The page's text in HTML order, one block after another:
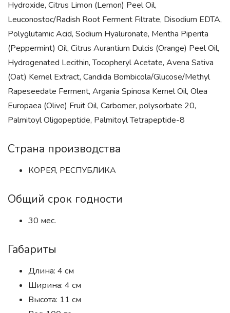
Hydroxide, Citrus Limon (Lemon) Peel Oil,
Leuconostoc/Radish Root Ferment Filtrate, Disodium EDTA,
Polyglutamic Acid, Sodium Hyaluronate, Mentha Piperita
(Peppermint) Oil, Citrus Aurantium Dulcis (Orange) Peel Oil,
Hydrogenated Lecithin, Tocopheryl Acetate, Avena Sativa
(Oat) Kernel Extract, Candida Bombicola/Glucose/Methyl
Rapeseedate Ferment, Argania Spinosa Kernel Oil, Olea
Europaea (Olive) Fruit Oil, Carbomer, polysorbate 20,
Palmitoyl Oligopeptide, Palmitoyl Tetrapeptide-8
Страна производства
КОРЕЯ, РЕСПУБЛИКА
Общий срок годности
30 мес.
Габариты
Длина: 4 см
Ширина: 4 см
Высота: 11 см